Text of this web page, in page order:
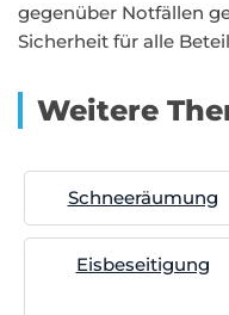
gegenüber Notfällen
Sicherheit für alle
Weitere
Schneeräumung
Eisbeseitigung